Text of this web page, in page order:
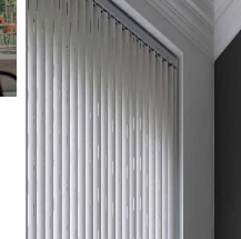
TRANG CHỦ